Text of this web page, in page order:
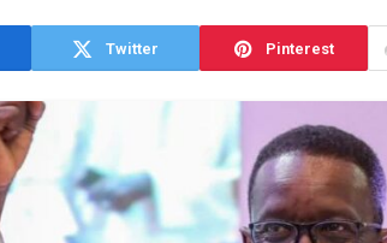
Twitter Pinterest